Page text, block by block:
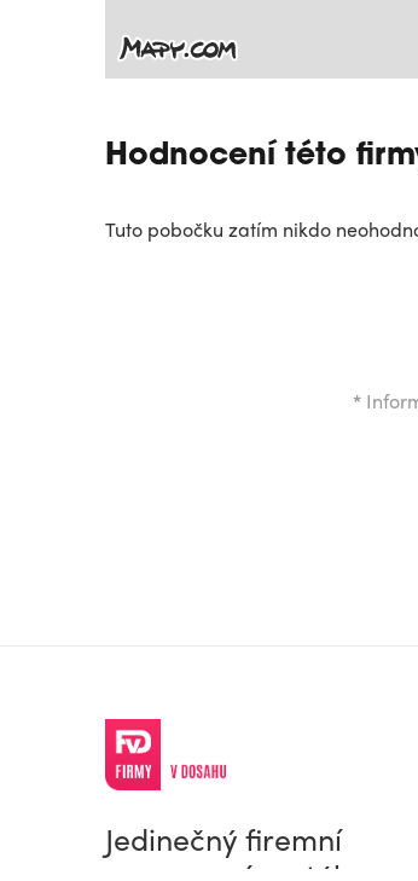
Hodnocení této
Tuto pobočku zatím nikdo
*
Jedinečný firemní